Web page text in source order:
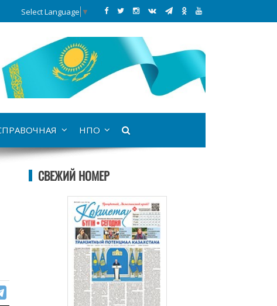
Select Language ▼
НПО
СВЕЖИЙ НОМЕР